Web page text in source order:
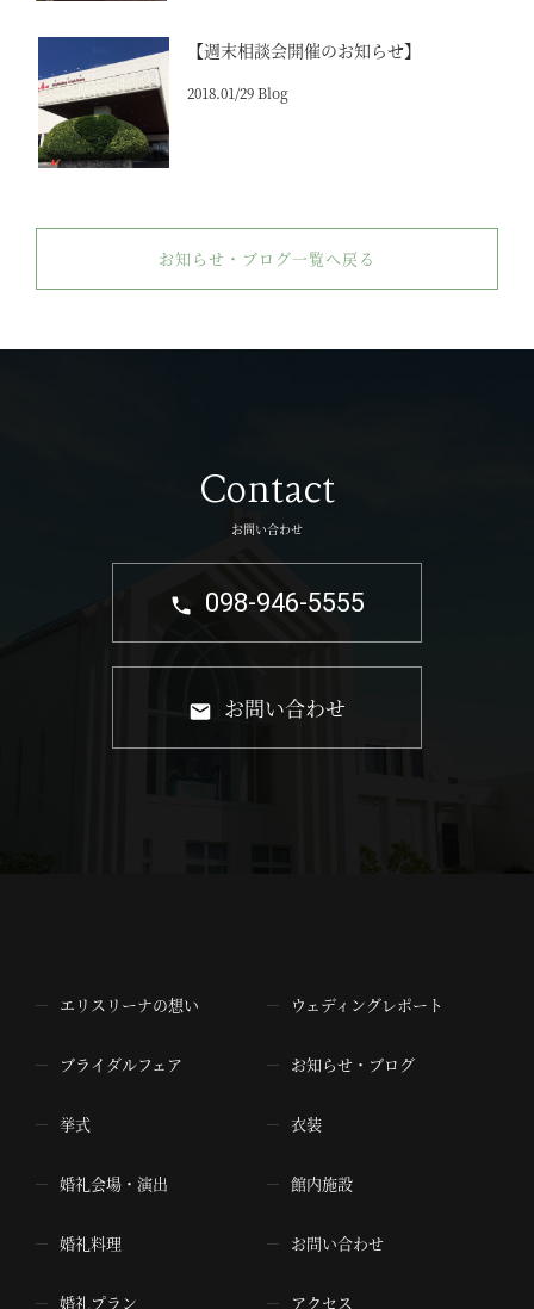
【週末相談会開催のお知らせ】
2018.01/29 Blog
お知らせ・ブログ一覧へ戻る
Contact
お問い合わせ
098-946-5555
お問い合わせ
エリスリーナの想い
ブライダルフェア
挙式
婚礼会場・演出
婚礼料理
婚礼プラン
ウェディングレポート
お知らせ・ブログ
衣装
館内施設
お問い合わせ
アクセス